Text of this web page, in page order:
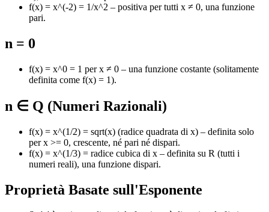
f(x) = x^(-2) = 1/x^2 – positiva per tutti x ≠ 0, una funzione
pari.
n = 0
f(x) = x^0 = 1 per x ≠ 0 – una funzione costante (solitamente
definita come f(x) = 1).
n ∈ Q (Numeri Razionali)
f(x) = x^(1/2) = sqrt(x) (radice quadrata di x) – definita solo
per x >= 0, crescente, né pari né dispari.
f(x) = x^(1/3) = radice cubica di x – definita su R (tutti i
numeri reali), una funzione dispari.
Proprietà Basate sull'Esponente